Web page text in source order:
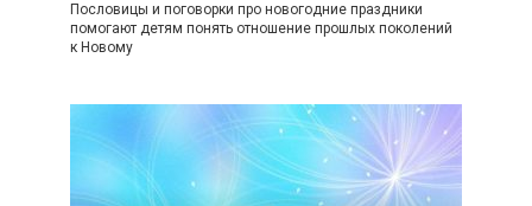
Пословицы и поговорки про новогодние праздники
помогают детям понять отношение прошлых поколений
к Новому